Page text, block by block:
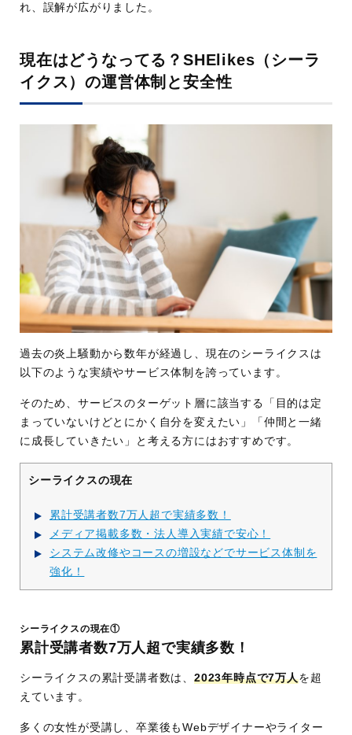
れ、誤解が広がりました。
現在はどうなってる？SHElikes（シーラ
イクス）の運営体制と安全性
過去の炎上騒動から数年が経過し、現在のシーライクスは
以下のような実績やサービス体制を誇っています。
そのため、サービスのターゲット層に該当する「目的は定
まっていないけどとにかく自分を変えたい」「仲間と一緒
に成長していきたい」と考える方にはおすすめです。
シーライクスの現在
累計受講者数7万人超で実績多数！
メディア掲載多数・法人導入実績で安心！
システム改修やコースの増設などでサービス体制を
強化！
シーライクスの現在①
累計受講者数7万人超で実績多数！
シーライクスの累計受講者数は、 2023年時点で7万人を超
えています。
多くの女性が受講し、卒業後もWebデザイナーやライター